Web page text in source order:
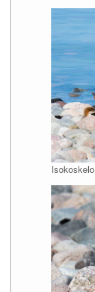
Isokoskelo